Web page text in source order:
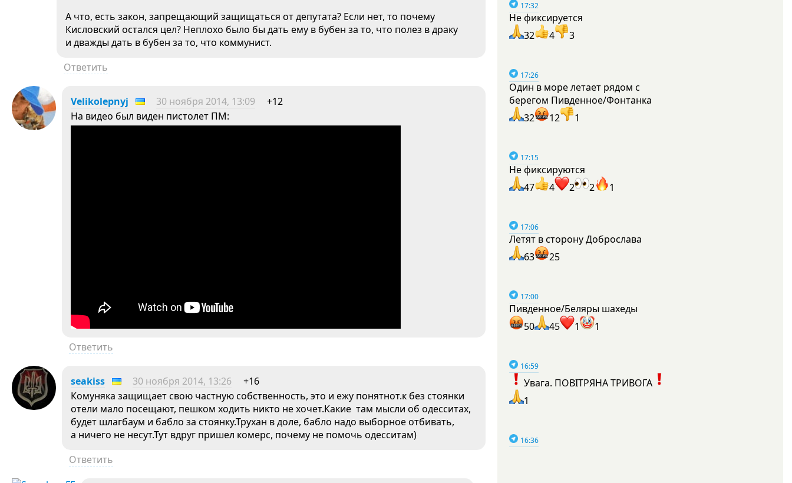
А что, есть закон, запрещающий защищаться от депутата? Если нет, то почему
Кисловский остался цел? Неплохо было бы дать ему в бубен за то, что полез в драку
и дважды дать в бубен за то, что коммунист.
Ответить
Velikolepnyj 30 ноября 2014, 13:09
+12
На видео был виден пистолет ПМ:
Ответить
seakiss 30 ноября 2014, 13:26
+16
Комуняка защищает свою частную собственность, это и ежу понятнот.к без стоянки
отели мало посещают, пешком ходить никто не хочет.Какие там мысли об одесситах,
будет шлагбаум и бабло за стоянку.Трухан в доле, бабло надо выборное отбивать,
а ничего не несут.Тут вдруг пришел комерс, почему не помочь одесситам)
Ответить
17:32
Не фиксируется
32
4 3
17:26
Один в море летает рядом с
берегом Пивденное/Фонтанка
32
12 1
17:15
Не фиксируются
47
4 2 2 1
17:06
Летят в сторону Доброслава
63
25
17:00
Пивденное/Беляры шахеды
50
45 1 1
16:59
Увага. ПОВІТРЯНА ТРИВОГА
1
16:36